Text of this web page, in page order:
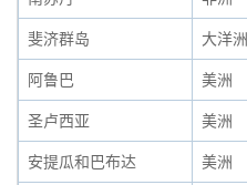
斐济群岛 大洋洲
阿鲁巴 美洲
圣卢西亚 美洲
安提瓜和巴布达 美洲